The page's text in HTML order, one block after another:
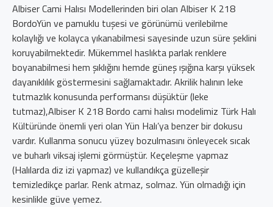
Albiser Cami Halısı Modellerinden biri olan Albiser K 218
BordoYün ve pamuklu tuşesi ve görünümü verilebilme
kolaylığı ve kolayca yıkanabilmesi sayesinde uzun süre şeklini
koruyabilmektedir. Mükemmel haslıkta parlak renklere
boyanabilmesi hem şıklığını hemde güneş ışığına karşı yüksek
dayanıklılık göstermesini sağlamaktadır. Akrilik halının leke
tutmazlık konusunda performansı düşüktür (leke
tutmaz),Albiser K 218 Bordo cami halısı modelimiz Türk Halı
Kültüründe önemli yeri olan Yün Halı’ya benzer bir dokusu
vardır. Kullanma sonucu yüzey bozulmasını önleyecek sıcak
ve buharlı viksaj işlemi görmüştür. Keçeleşme yapmaz
(Halılarda diz izi yapmaz) ve kullandıkça güzelleşir
temizledikçe parlar. Renk atmaz, solmaz. Yün olmadığı için
kesinlikle güve yemez.